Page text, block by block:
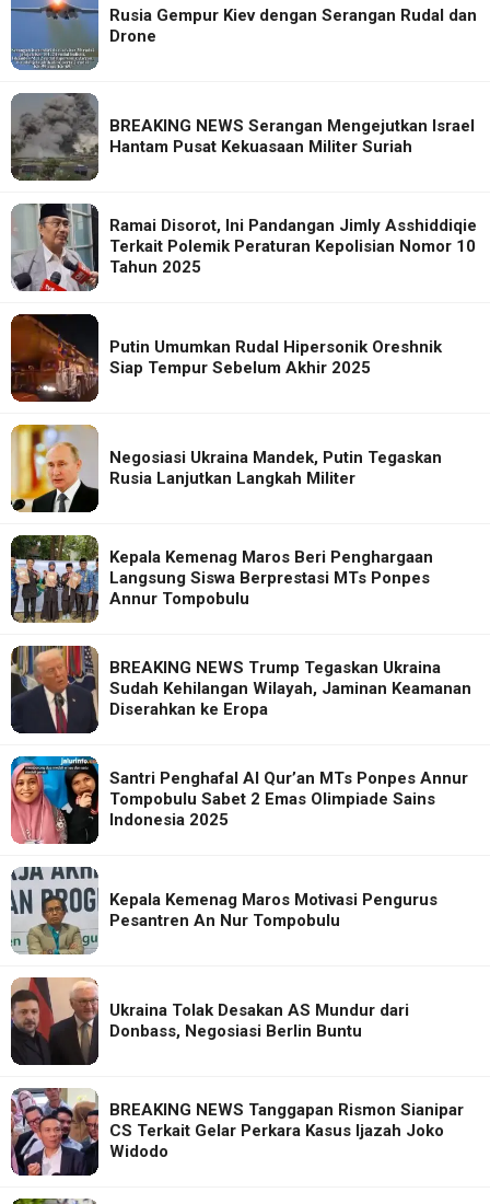
Rusia Gempur Kiev dengan Serangan Rudal dan
Drone
BREAKING NEWS Serangan Mengejutkan Israel
Hantam Pusat Kekuasaan Militer Suriah
Ramai Disorot, Ini Pandangan Jimly Asshiddiqie
Terkait Polemik Peraturan Kepolisian Nomor 10
Tahun 2025
Putin Umumkan Rudal Hipersonik Oreshnik
Siap Tempur Sebelum Akhir 2025
Negosiasi Ukraina Mandek, Putin Tegaskan
Rusia Lanjutkan Langkah Militer
Kepala Kemenag Maros Beri Penghargaan
Langsung Siswa Berprestasi MTs Ponpes
Annur Tompobulu
BREAKING NEWS Trump Tegaskan Ukraina
Sudah Kehilangan Wilayah, Jaminan Keamanan
Diserahkan ke Eropa
Santri Penghafal Al Qur’an MTs Ponpes Annur
Tompobulu Sabet 2 Emas Olimpiade Sains
Indonesia 2025
Kepala Kemenag Maros Motivasi Pengurus
Pesantren An Nur Tompobulu
Ukraina Tolak Desakan AS Mundur dari
Donbass, Negosiasi Berlin Buntu
BREAKING NEWS Tanggapan Rismon Sianipar
CS Terkait Gelar Perkara Kasus Ijazah Joko
Widodo